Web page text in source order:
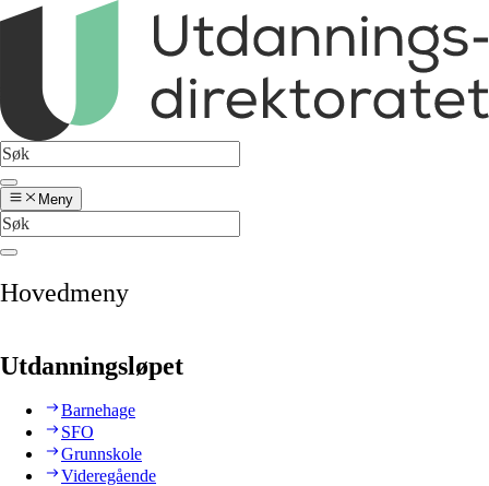
Meny
Hovedmeny
Utdanningsløpet
Barnehage
SFO
Grunnskole
Videregående